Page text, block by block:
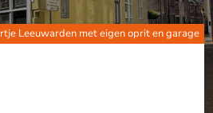
Leeuwarden met eigen oprit en garage